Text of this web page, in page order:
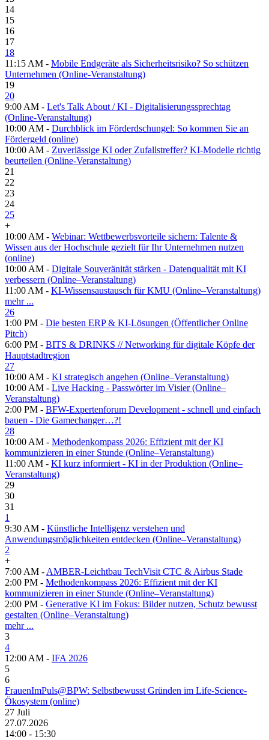
14
15
16
17
18
11:15 AM - Mobile Endgeräte als Sicherheitsrisiko? So schützen
Unternehmen (Online-Veranstaltung)
19
20
9:00 AM - Let's Talk About / KI - Digitalisierungssprechtag
(Online-Veranstaltung)
10:00 AM - Durchblick im Förderdschungel: So kommen Sie an
Fördergeld (online)
10:00 AM - Zuverlässige KI oder Zufallstreffer? KI-Modelle richtig
beurteilen (Online-Veranstaltung)
21
22
23
24
25
+
10:00 AM - Webinar: Wettbewerbsvorteile sichern: Talente &
Wissen aus der Hochschule gezielt für Ihr Unternehmen nutzen
(online)
10:00 AM - Digitale Souveränität stärken - Datenqualität mit KI
verbessern (Online–Veranstaltung)
11:00 AM - KI-Wissensaustausch für KMU (Online–Veranstaltung)
mehr ...
26
1:00 PM - Die besten ERP & KI-Lösungen (Öffentlicher Online
Pitch)
6:00 PM - BITS & DRINKS // Networking für digitale Köpfe der
Hauptstadtregion
27
10:00 AM - KI strategisch angehen (Online–Veranstaltung)
10:00 AM - Live Hacking - Passwörter im Visier (Online–
Veranstaltung)
2:00 PM - BFW-Expertenforum Development - schnell und einfach
bauen - Die Gamechanger…?!
28
10:00 AM - Methodenkompass 2026: Effizient mit der KI
kommunizieren in einer Stunde (Online–Veranstaltung)
11:00 AM - KI kurz informiert - KI in der Produktion (Online–
Veranstaltung)
29
30
31
1
9:30 AM - Künstliche Intelligenz verstehen und
Anwendungsmöglichkeiten entdecken (Online–Veranstaltung)
2
+
7:00 AM - AMBER-Leichtbau TechVisit CTC & Airbus Stade
2:00 PM - Methodenkompass 2026: Effizient mit der KI
kommunizieren in einer Stunde (Online–Veranstaltung)
2:00 PM - Generative KI im Fokus: Bilder nutzen, Schutz bewusst
gestalten (Online–Veranstaltung)
mehr ...
3
4
12:00 AM - IFA 2026
5
6
FrauenImPuls@BPW: Selbstbewusst Gründen im Life-Science-
Ökosystem (online)
27 Juli
27.07.2026
14:00 - 15:30